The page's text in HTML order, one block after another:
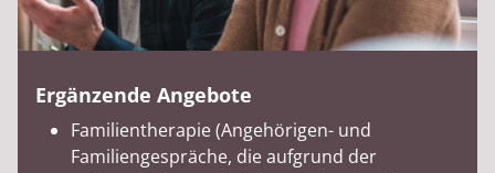
Ergänzende Angebote
Familientherapie (Angehörigen- und
Familiengespräche, die aufgrund der